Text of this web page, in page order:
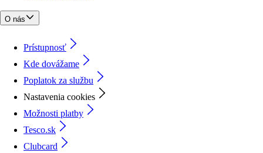
O nás
Prístupnosť
Kde dovážame
Poplatok za službu
Nastavenia cookies
Možnosti platby
Tesco.sk
Clubcard